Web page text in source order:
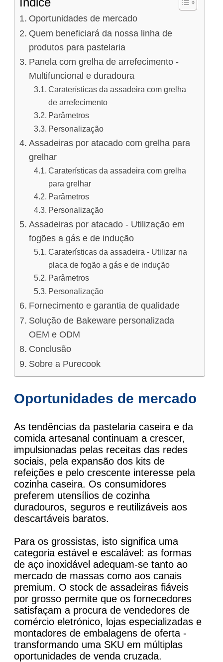
Oportunidades de mercado
Quem beneficiará da nossa linha de
produtos para pastelaria
Panela com grelha de arrefecimento -
Multifuncional e duradoura
Caraterísticas da assadeira com grelha
de arrefecimento
Parâmetros
Personalização
Assadeiras por atacado com grelha para
grelhar
Caraterísticas da assadeira com grelha
para grelhar
Parâmetros
Personalização
Assadeiras por atacado - Utilização em
fogões a gás e de indução
Caraterísticas da assadeira - Utilizar na
placa de fogão a gás e de indução
Parâmetros
Personalização
Fornecimento e garantia de qualidade
Solução de Bakeware personalizada
OEM e ODM
Conclusão
Sobre a Purecook
Oportunidades de mercado
As tendências da pastelaria caseira e da
comida artesanal continuam a crescer,
impulsionadas pelas receitas das redes
sociais, pela expansão dos kits de
refeições e pelo crescente interesse pela
cozinha caseira. Os consumidores
preferem utensílios de cozinha
duradouros, seguros e reutilizáveis aos
descartáveis baratos.
Para os grossistas, isto significa uma
categoria estável e escalável: as formas
de aço inoxidável adequam-se tanto ao
mercado de massas como aos canais
premium. O stock de assadeiras fiáveis
por grosso permite que os fornecedores
satisfaçam a procura de vendedores de
comércio eletrónico, lojas especializadas e
montadores de embalagens de oferta -
transformando uma SKU em múltiplas
oportunidades de venda cruzada.